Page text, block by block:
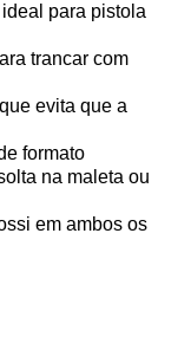
para pistola
trancar com
evita que a
formato
na maleta ou
em ambos os